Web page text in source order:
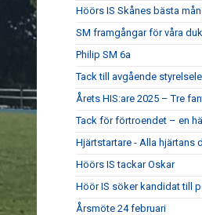
Höörs IS Skånes bästa
SM framgångar för våra
Philip SM 6a
Tack till avgående
Årets HIS:are 2025 – Tre
Tack för förtroendet – en
Hjärtstartare - Alla hjärtans
Höörs IS tackar Oskar
Höör IS söker kandidat till
Årsmöte 24 februari